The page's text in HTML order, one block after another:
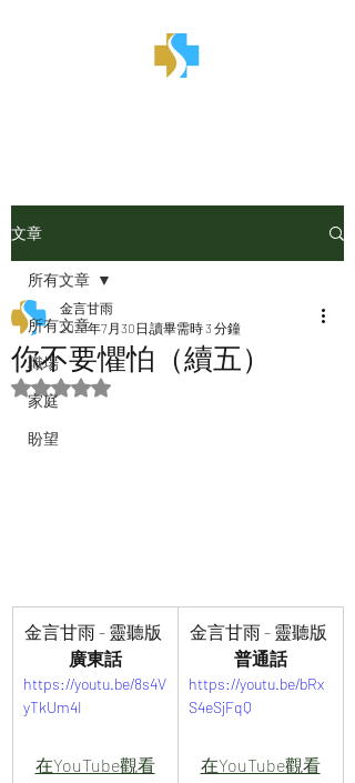
文章
所有文章
職場
家庭
盼望
所有文章
你不要懼怕（續五）
金言甘雨
2023年7月30日 讀畢需時 3 分鐘
評等為 NaN（最高為 5 顆星）。
金言甘雨 - 靈聽版
廣東話
https://youtu.be/8s4V
yTkUm4I
在YouTube觀看
金言甘雨 - 靈聽版
普通話
https://youtu.be/bRx
S4eSjFqQ
在YouTube觀看